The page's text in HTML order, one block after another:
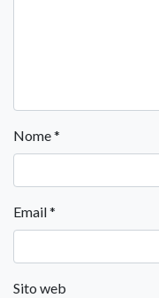
Nome*
Email*
Sito web